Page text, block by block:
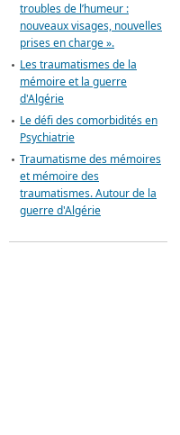
troubles de l’humeur :
nouveaux visages, nouvelles
prises en charge ».
Les traumatismes de la
mémoire et la guerre
d'Algérie
Le défi des comorbidités en
Psychiatrie
Traumatisme des mémoires
et mémoire des
traumatismes. Autour de la
guerre d'Algérie